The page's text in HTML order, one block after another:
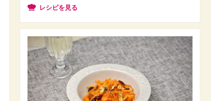
レシピを見る